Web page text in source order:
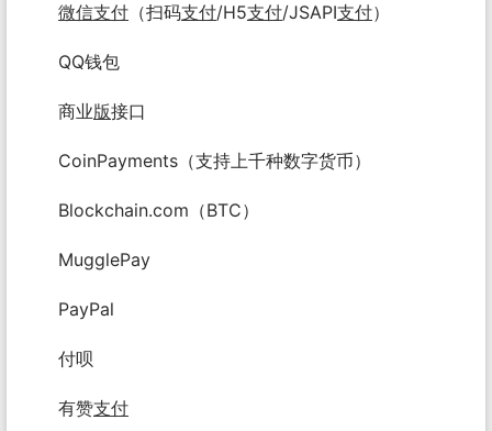
微信支付 （扫码支付/H5支付/JSAPI支付）
QQ钱包
商业版接口
CoinPayments（支持上千种数字货币）
Blockchain.com（BTC）
MugglePay
PayPal
付呗
有赞支付